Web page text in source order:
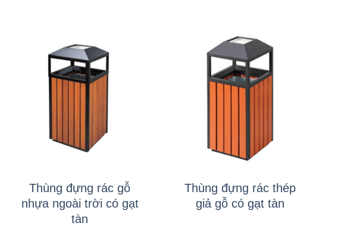
Thùng đựng rác gỗ
nhựa ngoài trời có gạt
tàn
Thùng đựng rác thép
giả gỗ có gạt tàn